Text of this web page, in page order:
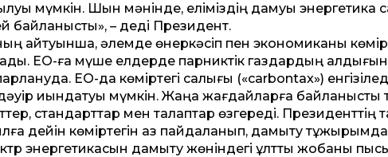
мүмкін. Шын мәнінде, еліміздің дамуы энергетика
байланысты», – деді Президент.
айтуынша, әлемде өнеркәсіп пен экономиканы
ЕО-ға мүше елдерде парниктік газдардың
ЕО-да көміртегі салығы («carbontax») енгізіледі.
қиындатуы мүмкін. Жаңа жағдайларға байланысты
стандарттар мен талаптар өзгереді.
дейін көміртегін аз пайдаланып, дамыту
энергетикасын дамыту жөніндегі ұлттық жобаны